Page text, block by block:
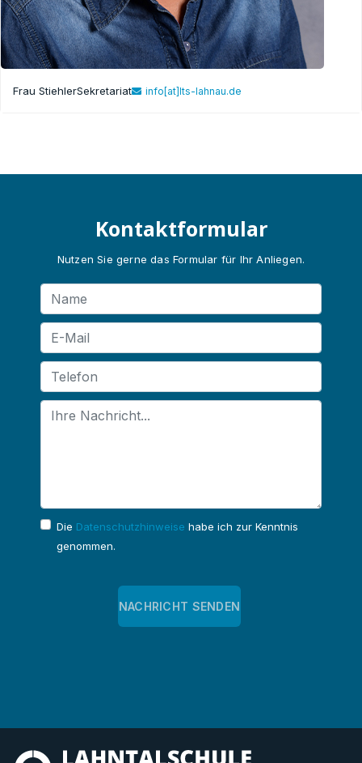
Frau StiehlerSekretariat info[at]lts-lahnau.de
Kontaktformular
Nutzen Sie gerne das Formular für Ihr Anliegen.
Name
E-Mail
Telefon
Nachricht
Die Datenschutzhinweise habe ich zur Kenntnis
genommen.